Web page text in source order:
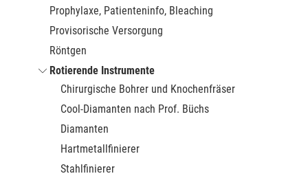
Prophylaxe, Patienteninfo, Bleaching
Provisorische Versorgung
Röntgen
Rotierende Instrumente
Chirurgische Bohrer und Knochenfräser
Cool-Diamanten nach Prof. Büchs
Diamanten
Hartmetallfinierer
Stahlfinierer